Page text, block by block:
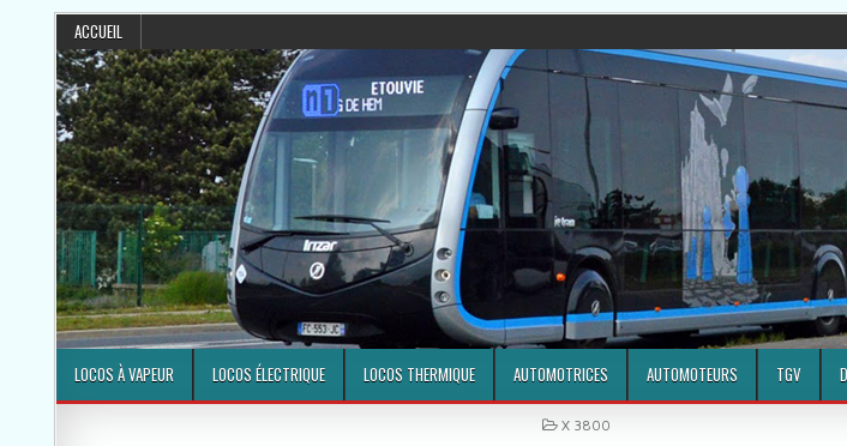
ACCUEIL
LOCOS À VAPEUR LOCOS ÉLECTRIQUE LOCOS THERMIQUE AUTOMOTRICES AUTOMOTEURS TGV
POSTED IN
X 3800